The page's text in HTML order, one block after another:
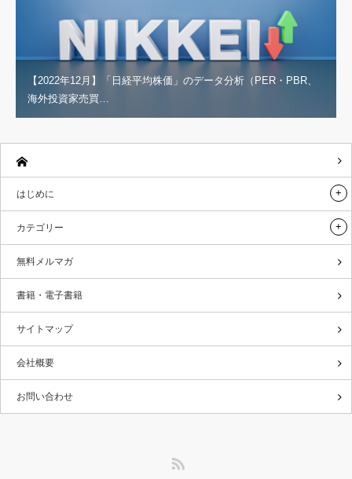
【2022年12月】「日経平均株価」のデータ分析（PER・PBR、
海外投資家売買…
はじめに
カテゴリー
無料メルマガ
書籍・電子書籍
サイトマップ
会社概要
お問い合わせ